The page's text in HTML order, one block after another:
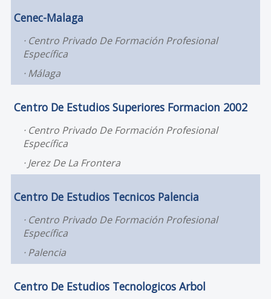
Cenec-Malaga
Centro Privado De Formación Profesional
Específica
Málaga
Centro De Estudios Superiores Formacion 2002
Centro Privado De Formación Profesional
Específica
Jerez De La Frontera
Centro De Estudios Tecnicos Palencia
Centro Privado De Formación Profesional
Específica
Palencia
Centro De Estudios Tecnologicos Arbol